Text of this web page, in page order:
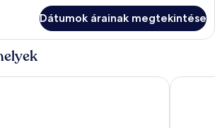
Dátumok árainak megtekintése